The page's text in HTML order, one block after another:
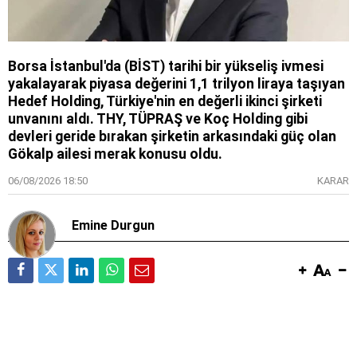
Borsa İstanbul'da (BİST) tarihi bir yükseliş ivmesi
yakalayarak piyasa değerini 1,1 trilyon liraya taşıyan
Hedef Holding, Türkiye'nin en değerli ikinci şirketi
unvanını aldı. THY, TÜPRAŞ ve Koç Holding gibi
devleri geride bırakan şirketin arkasındaki güç olan
Gökalp ailesi merak konusu oldu.
06/08/2026 18:50 KARAR
Emine Durgun